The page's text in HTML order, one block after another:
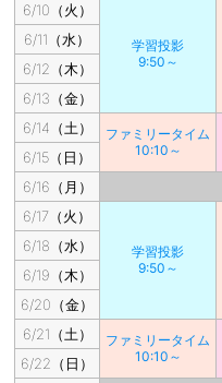
6/10（火）
学習投影
9:50～
6/11（水）
6/12（木）
6/13（金）
6/14（土）
ファミリータイム
10:10～
6/15（日）
6/16（月）
6/17（火）
学習投影
9:50～
6/18（水）
6/19（木）
6/20（金）
6/21（土）
ファミリータイム
10:10～
6/22（日）